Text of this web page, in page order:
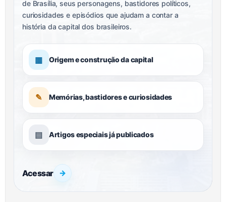
de Brasília, seus personagens, bastidores políticos,
curiosidades e episódios que ajudam a contar a
história da capital dos brasileiros.
▦ Origem e construção da capital
✎ Memórias, bastidores e curiosidades
▤ Artigos especiais já publicados
Acessar →